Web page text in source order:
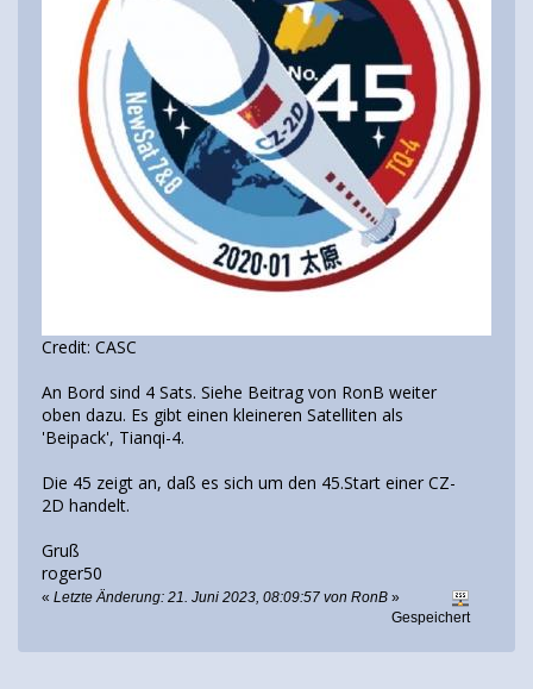
Credit: CASC
An Bord sind 4 Sats. Siehe Beitrag von RonB weiter
oben dazu. Es gibt einen kleineren Satelliten als
'Beipack', Tianqi-4.
Die 45 zeigt an, daß es sich um den 45.Start einer CZ-
2D handelt.
Gruß
roger50
« Letzte Änderung: 21. Juni 2023, 08:09:57 von RonB »
Gespeichert